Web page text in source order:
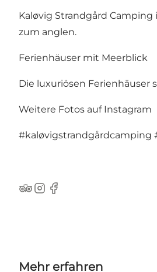
Kaløvig Strandgård
zum anglen.
Ferienhäuser mit Meerblick
Die luxuriösen Ferienhäuser
Weitere Fotos auf Instagram
#kaløvigstrandgårdcamping
TripAdvisor
Instagram
Facebook
Mehr erfahren